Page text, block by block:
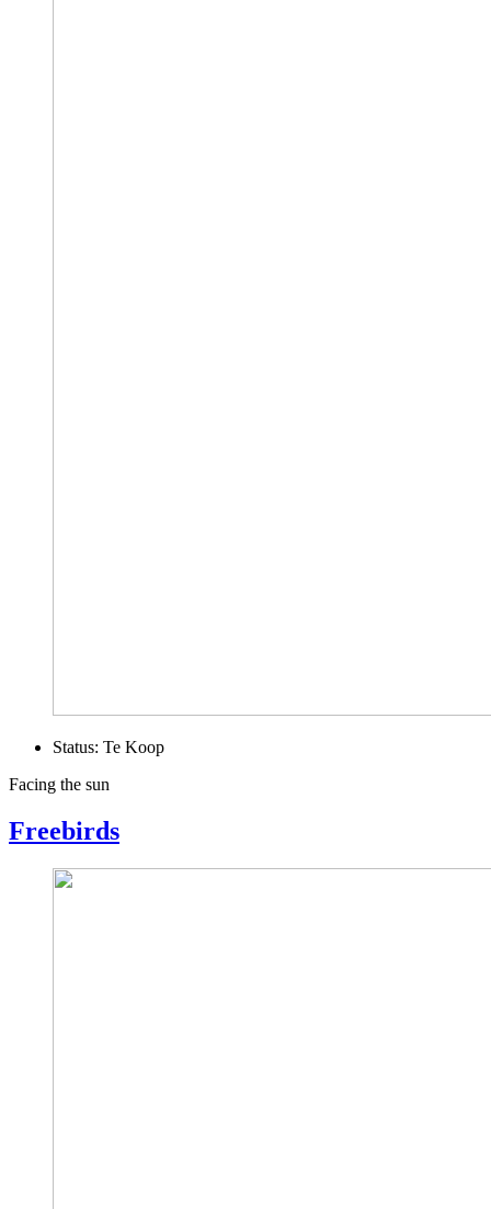
Status: Te Koop
Facing the sun
Freebirds